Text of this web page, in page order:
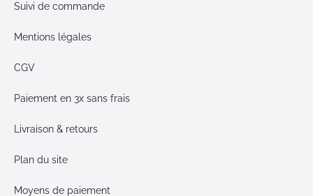
Suivi de commande
Mentions légales
CGV
Paiement en 3x sans frais
Livraison & retours
Plan du site
Moyens de paiement